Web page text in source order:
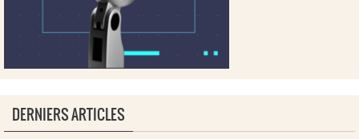
DERNIERS ARTICLES